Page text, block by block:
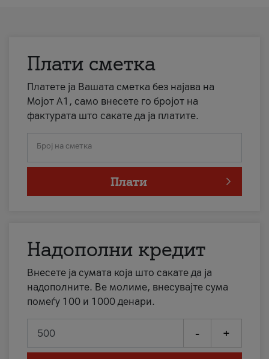
Плати сметка
Платете ја Вашата сметка без најава на
Мојот А1, само внесете го бројот на
фактурата што сакате да ја платите.
Број на сметка
Плати
Надополни кредит
Внесете ја сумата која што сакате да ја
надополните. Ве молиме, внесувајте сума
помеѓу 100 и 1000 денари.
- +